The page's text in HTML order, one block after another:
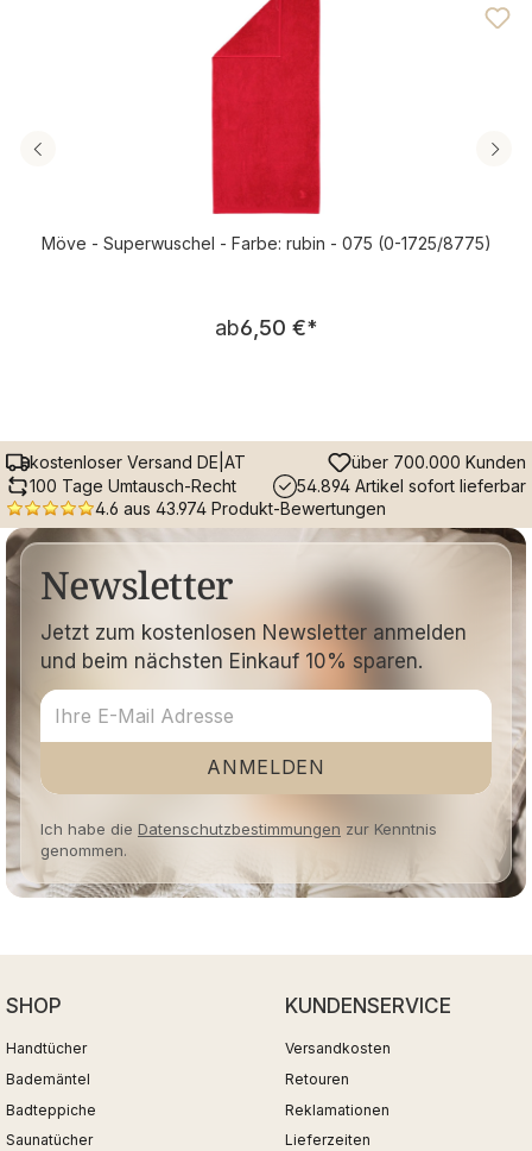
Möve - Superwuschel - Farbe: rubin - 075 (0-1725/8775)
Regulärer Preis:
ab6,50 €*
kostenloser Versand DE|AT
über 700.000 Kunden
100 Tage Umtausch-Recht
54.894 Artikel sofort lieferbar
4.6 aus 43.974 Produkt-Bewertungen
Newsletter
Jetzt zum kostenlosen Newsletter anmelden
und beim nächsten Einkauf 10% sparen.
ANMELDEN
Ich habe die Datenschutzbestimmungen zur Kenntnis
genommen.
SHOP
Handtücher
Bademäntel
Badteppiche
Saunatücher
KUNDENSERVICE
Versandkosten
Retouren
Reklamationen
Lieferzeiten